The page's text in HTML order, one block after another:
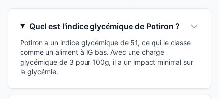
Quel est l'indice glycémique de Potiron ?
Potiron a un indice glycémique de 51, ce qui le classe
comme un aliment à IG bas. Avec une charge
glycémique de 3 pour 100g, il a un impact minimal sur
la glycémie.